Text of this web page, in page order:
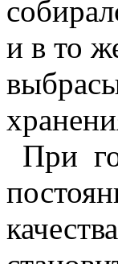
и в то
При